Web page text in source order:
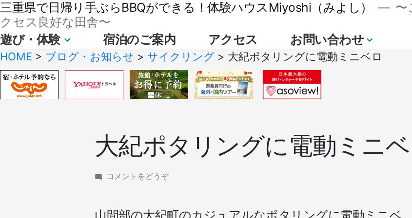
三重県で日帰り手ぶらBBQができる！体験ハウスMiyoshi（みよし）
〜
クセス良好な田舎〜
遊び・体験 宿泊のご案内 アクセス
お問い合わせ
HOME > ブログ・お知らせ > サイクリング > 大紀ポタリングに電動ミニベロ
大紀ポタリングに電動ミニ
コメントをどうぞ(大
タ
山間部の大紀町のカジュアルなポタリングに電動ミニベ